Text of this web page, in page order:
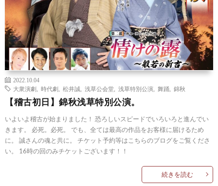
2022.10.04
大衆演劇
時代劇 松井誠 浅草公会堂 浅草特別公演 舞踊 錦秋
【稽古初日】錦秋浅草特別公演。
いよいよ稽古が始まりました！ 恐ろしいスピードでいろいろと進んでい
きます。 必死。必死。 でも、全ては最高の作品をお客様に届けるため
に。 誠さんの魂と共に。 チケット予約等はこちらのブログをご覧くださ
い。 16時の回のみチケットございます！！
続きを読む